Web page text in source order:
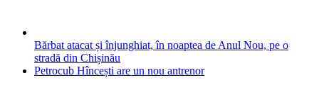
Bărbat atacat și înjunghiat, în noaptea de Anul Nou, pe o
stradă din Chișinău
Petrocub Hîncești are un nou antrenor